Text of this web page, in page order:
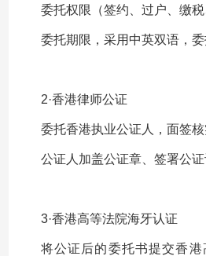
委托权限（签约、过户、缴税
委托期限，采用中英双语，委
2·香港律师公证
委托香港执业公证人，面签
公证人加盖公证章、签署公证
3·香港高等法院海牙认证
将公证后的委托书提交香